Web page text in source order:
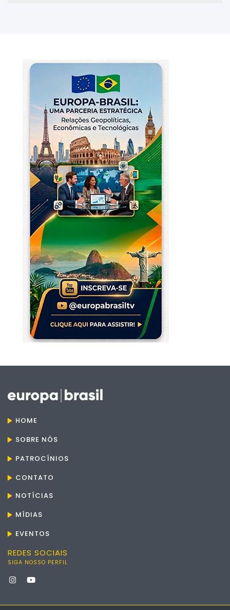
HOME
SOBRE NÓS
PATROCÍNIOS
CONTATO
NOTÍCIAS
MÍDIAS
EVENTOS
REDES SOCIAIS
SIGA NOSSO PERFIL